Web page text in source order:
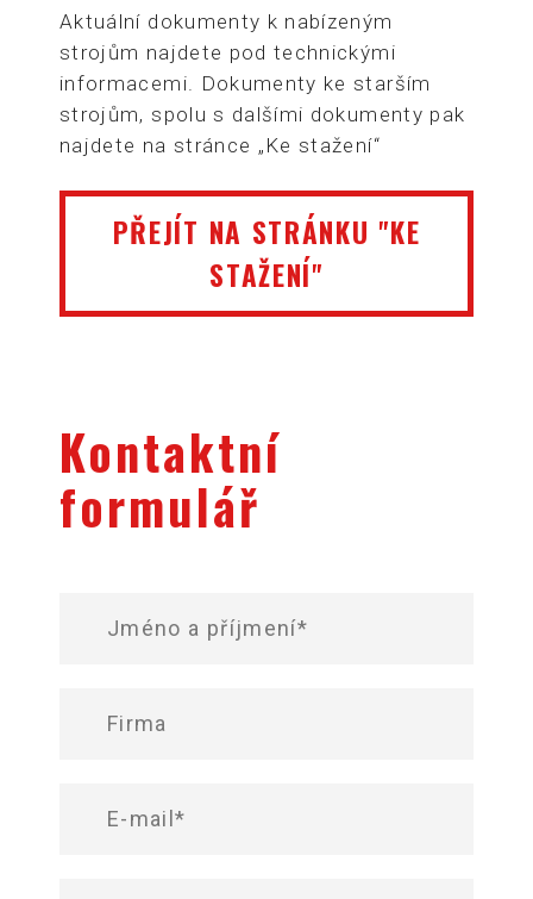
Aktuální dokumenty k nabízeným
strojům najdete pod technickými
informacemi. Dokumenty ke starším
strojům, spolu s dalšími dokumenty pak
najdete na stránce „Ke stažení“
PŘEJÍT NA STRÁNKU "KE
STAŽENÍ"
Kontaktní
formulář